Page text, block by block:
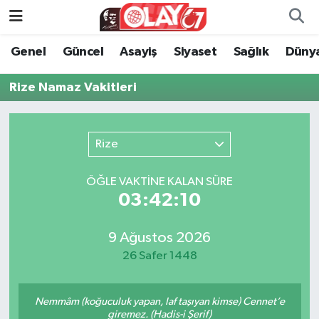
Genel Güncel Asayiş Siyaset Sağlık
Rize Namaz Vakitleri
Rize
ÖĞLE VAKTİNE KALAN SÜRE
03:42:10
9 Ağustos 2026
26 Safer 1448
Nemmâm (koğuculuk yapan, laf taşıyan kimse) Cennet’e
giremez. (Hadis-i Şerif)
KATEGORİSİZ
ANA SAYFA
Kültür Sanat
Genel
Güncel
Eğitim
Zonguldak Nöbetçi Eczaneler
Zonguldak Hava Durumu
Süper Lig Puan Durumu ve Fikstür
Tüm Manşetler
Haber Arşivi